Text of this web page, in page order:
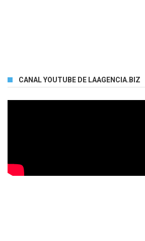
CANAL YOUTUBE DE LAAGENCIA.BIZ